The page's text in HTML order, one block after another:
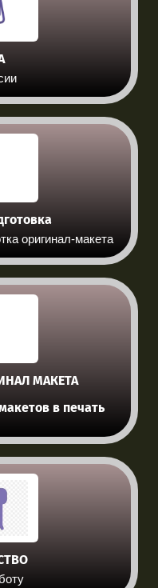
оригинал-макета
МАКЕТА
в печать